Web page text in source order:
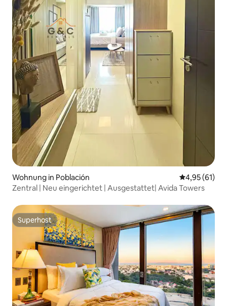
Wohnung in Población
4,95 (61)
Zentral | Neu eingerichtet | Ausgestattet| Avida Towers
Superhost
Superhost